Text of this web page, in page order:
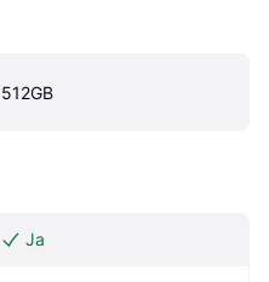
512GB
Ja